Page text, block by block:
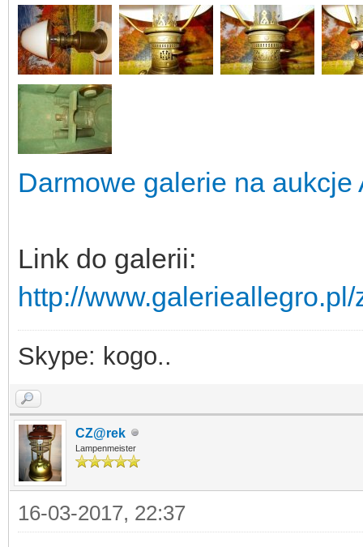
Darmowe galerie na aukcje
Link do galerii:
http://
Skype: kogo..
CZ@rek
Lampenmeister
16-03-2017, 22:37